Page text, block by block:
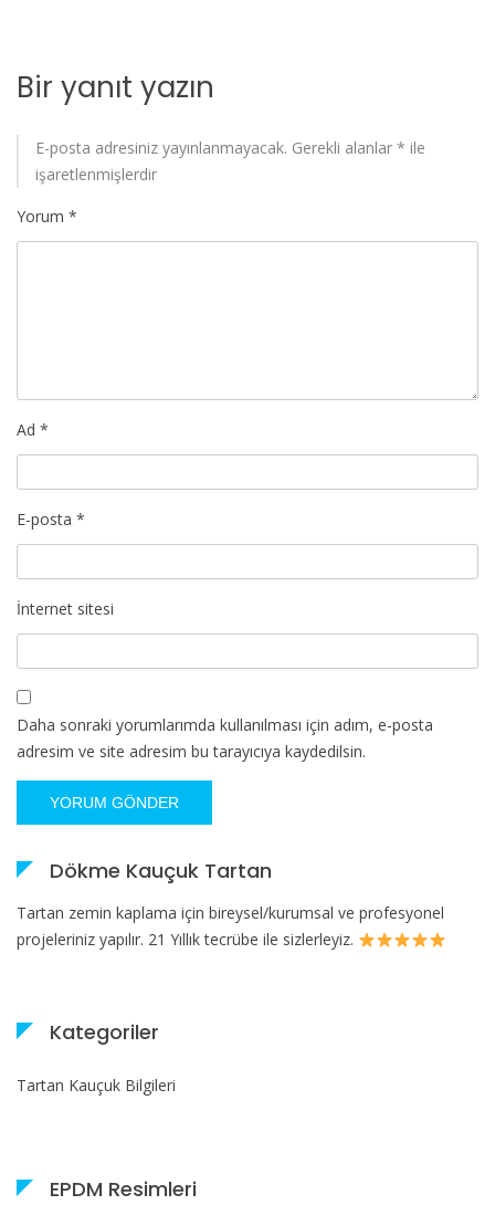
Bir yanıt yazın
E-posta adresiniz yayınlanmayacak. Gerekli alanlar * ile
işaretlenmişlerdir
Yorum *
Ad *
E-posta *
İnternet sitesi
Daha sonraki yorumlarımda kullanılması için adım, e-posta
adresim ve site adresim bu tarayıcıya kaydedilsin.
Dökme Kauçuk Tartan
Tartan zemin kaplama için bireysel/kurumsal ve profesyonel
projeleriniz yapılır. 21 Yıllık tecrübe ile sizlerleyiz.
Kategoriler
Tartan Kauçuk Bilgileri
EPDM Resimleri